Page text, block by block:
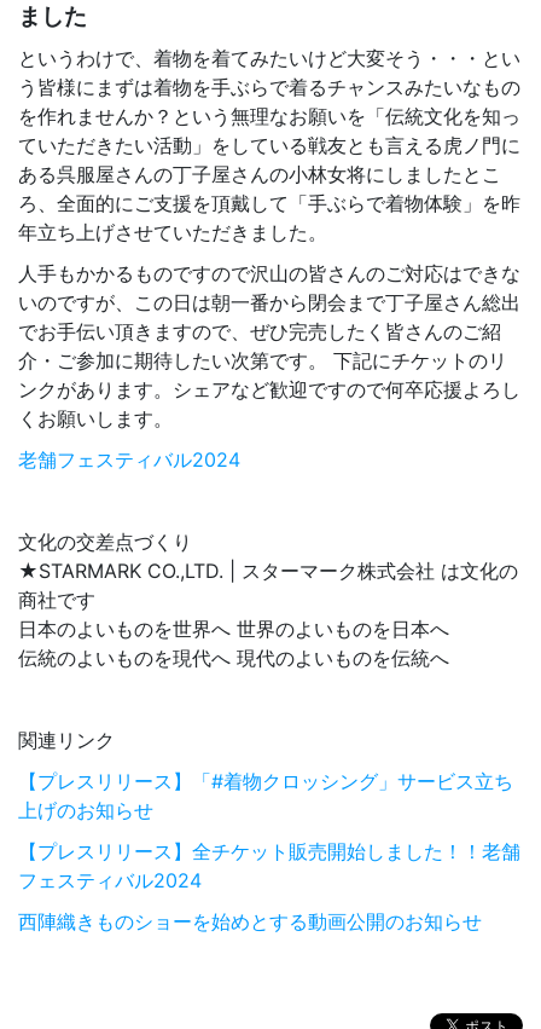
ました
というわけで、着物を着てみたいけど大変そう・・・とい
う皆様にまずは着物を手ぶらで着るチャンスみたいなもの
を作れませんか？という無理なお願いを「伝統文化を知っ
ていただきたい活動」をしている戦友とも言える虎ノ門に
ある呉服屋さんの丁子屋さんの小林女将にしましたとこ
ろ、全面的にご支援を頂戴して「手ぶらで着物体験」を昨
年立ち上げさせていただきました。
人手もかかるものですので沢山の皆さんのご対応はできな
いのですが、この日は朝一番から閉会まで丁子屋さん総出
でお手伝い頂きますので、ぜひ完売したく皆さんのご紹
介・ご参加に期待したい次第です。 下記にチケットのリ
ンクがあります。シェアなど歓迎ですので何卒応援よろし
くお願いします。
老舗フェスティバル2024
文化の交差点づくり
★STARMARK CO.,LTD. | スターマーク株式会社 は文化の
商社です
日本のよいものを世界へ 世界のよいものを日本へ
伝統のよいものを現代へ 現代のよいものを伝統へ
関連リンク
【プレスリリース】「#着物クロッシング」サービス立ち
上げのお知らせ
【プレスリリース】全チケット販売開始しました！！老舗
フェスティバル2024
西陣織きものショーを始めとする動画公開のお知らせ